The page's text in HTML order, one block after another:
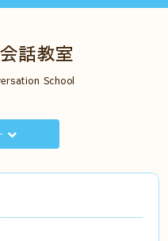
話教室
School